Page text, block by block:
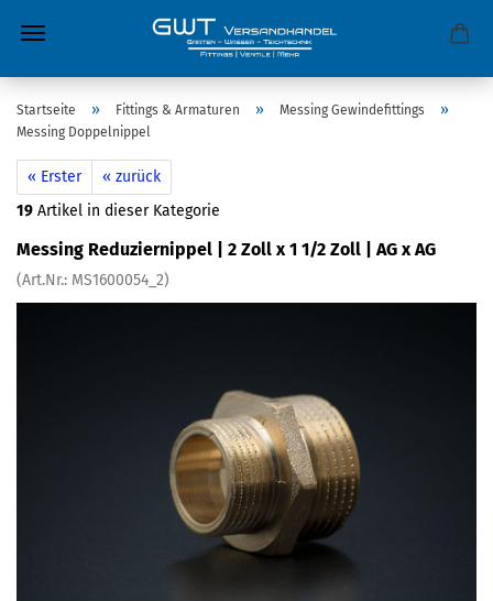
Startseite » Fittings & Armaturen » Messing Gewindefittings »
Messing Doppelnippel
« Erster
« zurück
19 Artikel in dieser Kategorie
Messing Reduziernippel | 2 Zoll x 1 1/2 Zoll | AG x AG
(Art.Nr.: MS1600054_2)